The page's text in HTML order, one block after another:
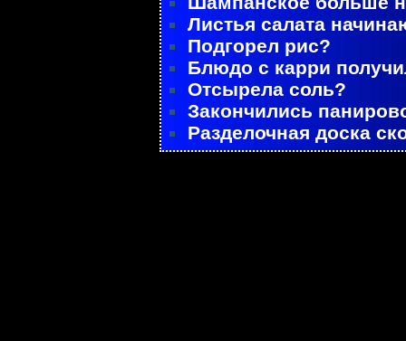
Листья салата
Подгорел рис?
Блюдо с карри
Отсырела соль?
Закончились
Разделочная доска